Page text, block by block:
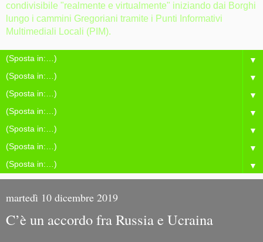
condivisibile "realmente e virtualmente" iniziando dai Borghi
lungo i cammini Gregoriani tramite i Punti Informativi
Multimediali Locali (PIM).
▼
▼
▼
▼
▼
▼
▼
martedì 10 dicembre 2019
C’è un accordo fra Russia e Ucraina